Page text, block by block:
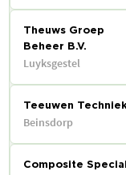
Theuws Groep
Beheer B.V.
Luyksgestel
Teeuwen
Beinsdorp
Composite